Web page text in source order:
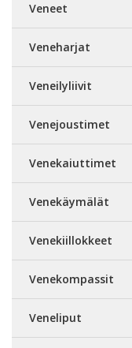
Veneet
Veneharjat
Veneilyliivit
Venejoustimet
Venekaiuttimet
Venekäymälät
Venekiillokkeet
Venekompassit
Veneliput